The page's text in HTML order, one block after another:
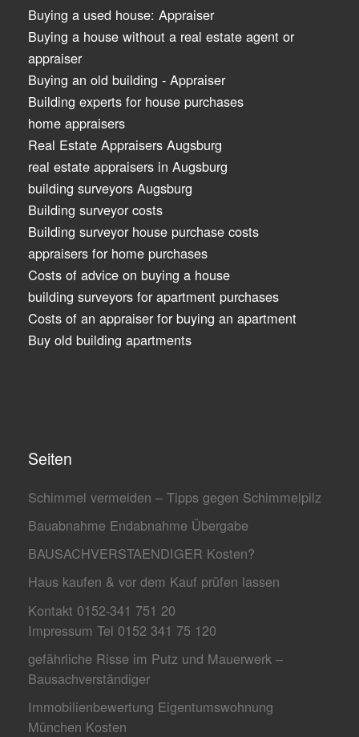
Buying a used house: Appraiser
Buying a house without a real estate agent or
appraiser
Buying an old building - Appraiser
Building experts for house purchases
home appraisers
Real Estate Appraisers Augsburg
real estate appraisers in Augsburg
building surveyors Augsburg
Building surveyor costs
Building surveyor house purchase costs
appraisers for home purchases
Costs of advice on buying a house
building surveyors for apartment purchases
Costs of an appraiser for buying an apartment
Buy old building apartments
Seiten
Schimmel vermeiden – Tipps gegen Schimmelpilz
Bauabnahme Endabnahme Übergabe
BAUSACHVERSTAENDIGER Kosten?
Haus kaufen & vor dem Kauf prüfen lassen
Kontakt 0152-341 751 20
Impressum Tel 0152 341 75 120
gefährliche Risse im Putz und Mauerwerk –
Bausachverständiger
Immobilienbewertung Eigentumswohnung
München Kosten